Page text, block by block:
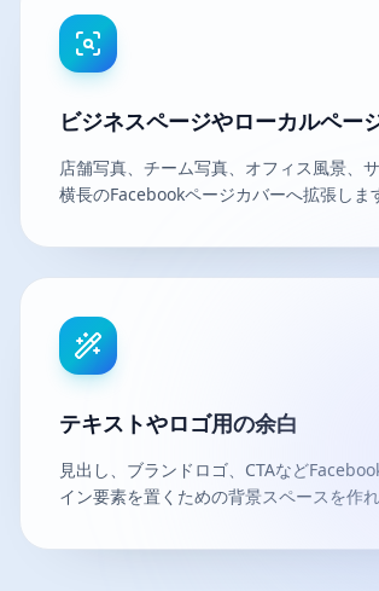
ビジネスページやローカルペー
店舗写真、チーム写真、オフィス風景、
横長のFacebookページカバーへ拡張しま
テキストやロゴ用の余白
見出し、ブランドロゴ、CTAなど
イン要素を置くための背景スペースを作れ